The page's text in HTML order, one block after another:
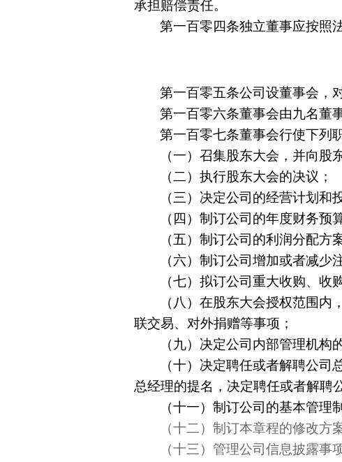
承担赔偿责任。
第一百零四条独立董事应按照
第一百零五条公司设董事会，
第一百零六条董事会由九名董
第一百零七条董事会行使下列
（一）召集股东大会，并向股
（二）执行股东大会的决议；
（三）决定公司的经营计划和
（四）制订公司的年度财务预
（五）制订公司的利润分配方
（六）制订公司增加或者减少
（七）拟订公司重大收购、收
（八）在股东大会授权范围
联交易、对外捐赠等事项；
（九）决定公司内部管理机构
（十）决定聘任或者解聘公
总经理的提名，决定聘任或者解聘
（十一）制订公司的基本管理
（十二）制订本章程的修改方
（十三）管理公司信息披露事